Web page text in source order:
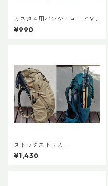
カスタム用バンジーコード Ve
r.3
¥990
ストックストッカー
¥1,430